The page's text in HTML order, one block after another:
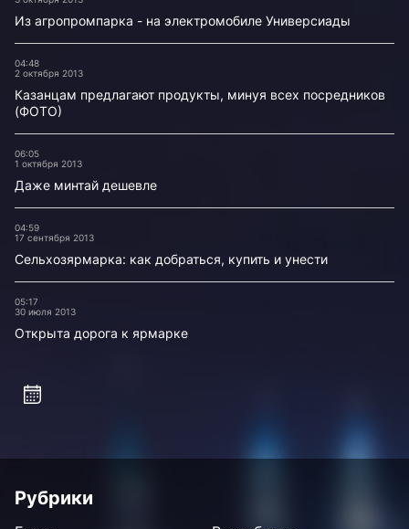
Из агропромпарка - на электромобиле Универсиады
04:48
2 октября 2013
Казанцам предлагают продукты, минуя всех посредников
(ФОТО)
06:05
1 октября 2013
Даже минтай дешевле
04:59
17 сентября 2013
Сельхозярмарка: как добраться, купить и унести
05:17
30 июля 2013
Открыта дорога к ярмарке
Рубрики